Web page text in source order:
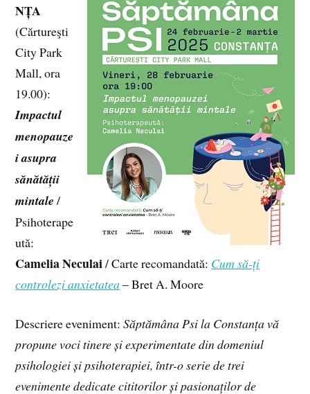
NȚA
(Cărtureşti
City Park
Mall, ora
19.00):
Impactul
menopauze
i asupra
sănătății
mintale /
Psihoterape
ută:
Camelia Neculai/ Carte recomandată: Cum să-ți
controlezi anxietatea– Bret A. Moore
Descriere eveniment:Săptămâna Psi la Constanța vă
propune voci tinere și experimentate din domeniul
psihologiei și psihoterapiei, într-o serie de trei
evenimente dedicate cititorilor și pasionaților de